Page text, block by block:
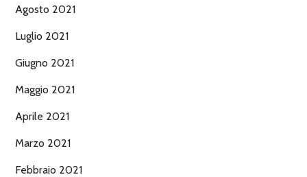
Agosto 2021
Luglio 2021
Giugno 2021
Maggio 2021
Aprile 2021
Marzo 2021
Febbraio 2021